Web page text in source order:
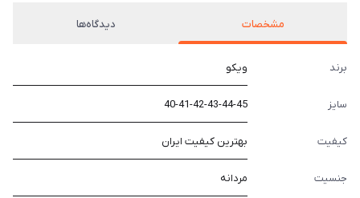
مشخصات دیدگاه‌ها
برند ویکو
سایز 40-41-42-43-44-45
کیفیت بهترین کیفیت ایران
جنسیت مردانه